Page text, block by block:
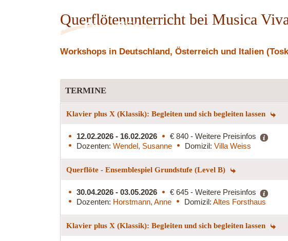
Querflöte
Querflötenunterricht bei Musica
Workshops in Deutschland, Österreich und Italien
TERMINE
Klavier plus X (Klassik): Begleiten und sich begleiten lassen
12.02.2026 - 16.02.2026
€ 840 - Weitere Preisinfos
Dozenten: Wendel, Susanne Domizil: Villa Weiss
Querflöte - Ensemblespiel Grundstufe (Level B)
30.04.2026 - 03.05.2026
€ 645 - Weitere Preisinfos
Dozenten: Horstmann, Anne Domizil: Altes Forsthaus
Klavier plus X (Klassik): Begleiten und sich begleiten lassen